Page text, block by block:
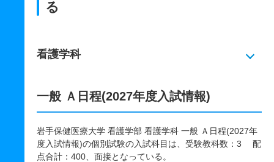
る
看護学科
一般 Ａ日程(2027年度入試情報)
岩手保健医療大学 看護学部 看護学科 一般 Ａ日程(2027年
度入試情報)の個別試験の入試科目は、受験教科数：3 配
点合計：400、面接となっている。